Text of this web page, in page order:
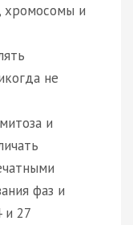
хромосомы и
не
и
фаз и
и 27